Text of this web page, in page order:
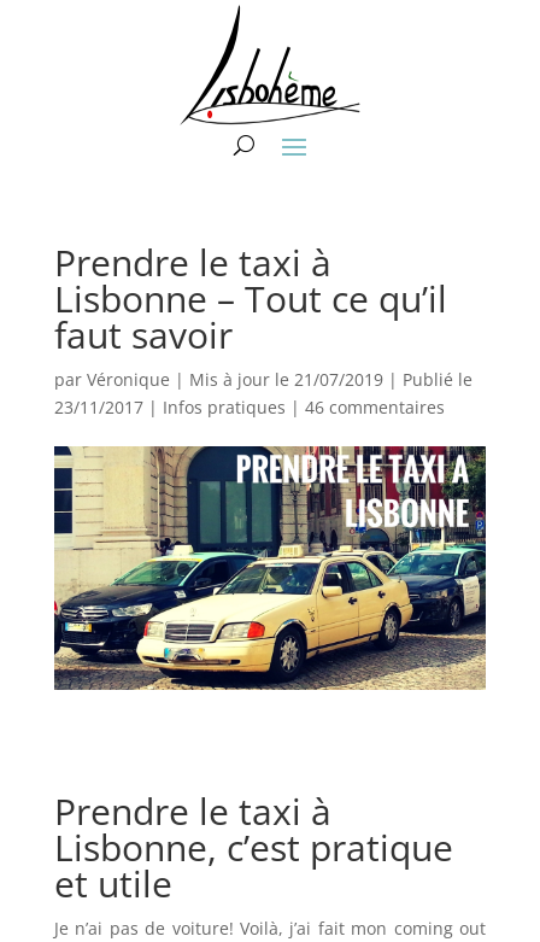
Prendre le taxi à
Lisbonne – Tout ce qu’il
faut savoir
par Véronique | Mis à jour le 21/07/2019 | Publié le
23/11/2017| Infos pratiques | 46 commentaires
Prendre le taxi à
Lisbonne, c’est pratique
et utile
Je n’ai pas de voiture! Voilà, j’ai fait mon coming out